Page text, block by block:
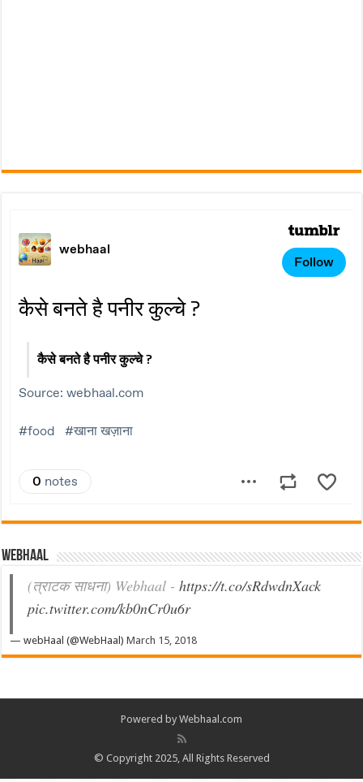
Webhaal
(त्राटक साधना) Webhaal -https://t.co/sRdwdnXack
pic.twitter.com/kb0nCr0u6r
— webHaal (@WebHaal)March 15, 2018
Powered by Webhaal.com
© Copyright 2025, All Rights Reserved